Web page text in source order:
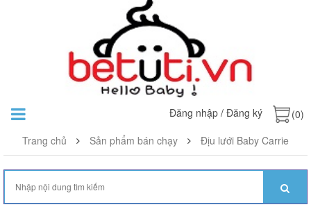
Đăng nhập / Đăng ký
(0)
Trang chủ
Sản phẩm bán chạy Địu lưới Baby Carrie